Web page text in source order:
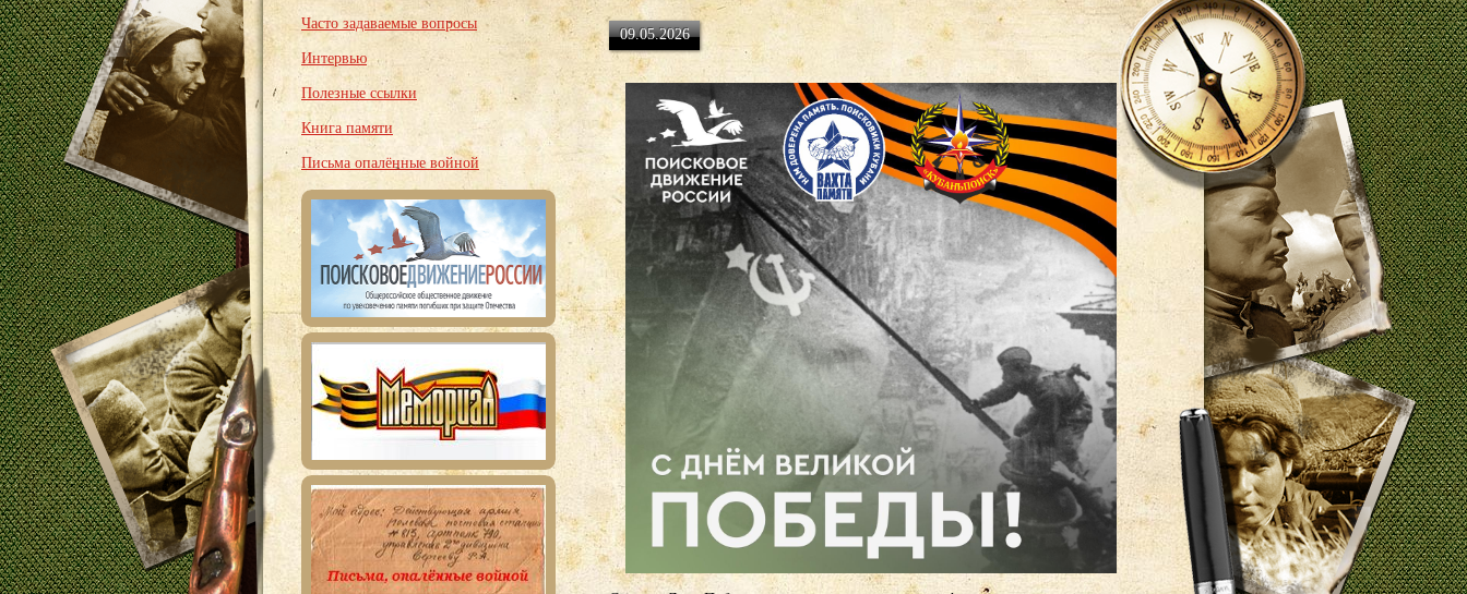
Часто задаваемые вопросы
Интервью
Полезные ссылки
Книга памяти
Письма опалённые войной
09.05.2026